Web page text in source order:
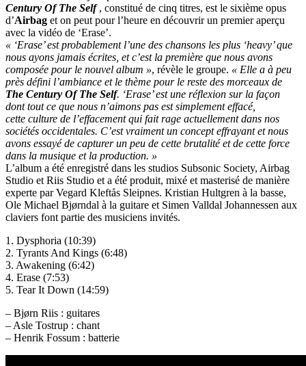
Century Of The Self, constitué de cinq titres, est le sixième opus
d’Airbag et on peut pour l’heure en découvrir un premier aperçu
avec la vidéo de ‘Erase’.
« ‘Erase’ est probablement l’une des chansons les plus ‘heavy’ que
nous ayons jamais écrites, et c’est la première que nous avons
composée pour le nouvel album », révèle le groupe. « Elle a à peu
près défini l’ambiance et le thème pour le reste des morceaux de
The Century Of The Self. ‘Erase’ est une réflexion sur la façon
dont tout ce que nous n’aimons pas est simplement effacé,
cette culture de l’effacement qui fait rage actuellement dans nos
sociétés occidentales. C’est vraiment un concept effrayant et nous
avons essayé de capturer un peu de cette brutalité et de cette force
dans la musique et la production. »
L’album a été enregistré dans les studios Subsonic Society, Airbag
Studio et Riis Studio et a été produit, mixé et masterisé de manière
experte par Vegard Kleftås Sleipnes. Kristian Hultgren à la basse,
Ole Michael Bjørndal à la guitare et Simen Valldal Johannessen aux
claviers font partie des musiciens invités.
1. Dysphoria (10:39)
2. Tyrants And Kings (6:48)
3. Awakening (6:42)
4. Erase (7:53)
5. Tear It Down (14:59)
– Bjørn Riis : guitares
– Asle Tostrup : chant
– Henrik Fossum : batterie